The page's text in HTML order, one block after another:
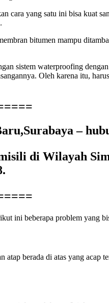
cara yang satu ini bisa kuat
bitumen mampu
sistem waterproofing
Oleh karena itu,
–
di Wilayah
ini beberapa problem yang
berada di atas yang acap